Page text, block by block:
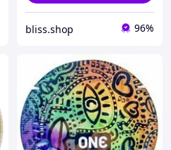
bliss.shop 96%